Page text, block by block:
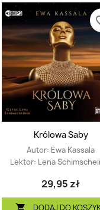
Królowa Saby
Autor: Ewa Kassala
Lektor: Lena
29,95 zł
 DODAJ DO